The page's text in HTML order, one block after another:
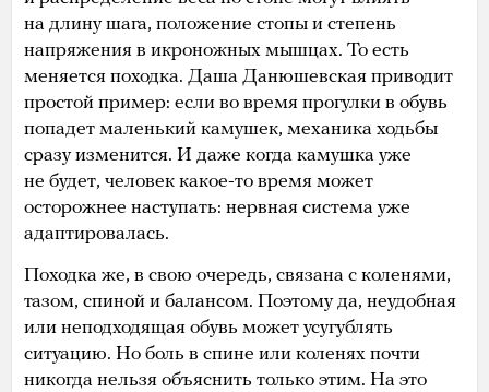
на длину шага, положение стопы и степень
напряжения в икроножных мышцах. То есть
меняется походка. Даша Данюшевская приводит
простой пример: если во время прогулки в обувь
попадет маленький камушек, механика ходьбы
сразу изменится. И даже когда камушка уже
не будет, человек какое-то время может
осторожнее наступать: нервная система уже
адаптировалась.
Походка же, в свою очередь, связана с коленями,
тазом, спиной и балансом. Поэтому да, неудобная
или неподходящая обувь может усугублять
ситуацию. Но боль в спине или коленях почти
никогда нельзя объяснить только этим. На это